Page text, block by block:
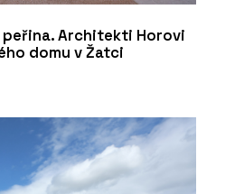
peřina. Architekti Horovi
domu v Žatci